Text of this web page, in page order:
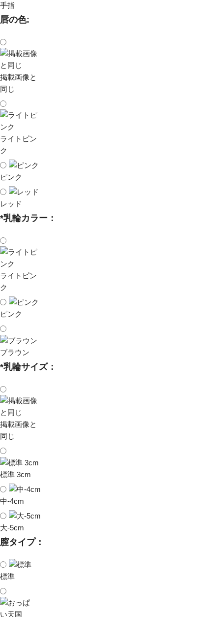
手指
唇の色:
掲載画像と
同じ
ライトピン
ク
ピンク
レッド
*乳輪カラー：
ライトピン
ク
ピンク
ブラウン
*乳輪サイズ：
掲載画像と
同じ
標準 3cm
中-4cm
大-5cm
膣タイプ：
標準